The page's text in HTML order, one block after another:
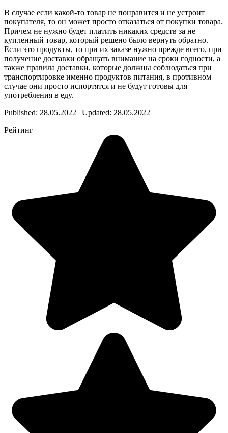
В случае если какой-то товар не понравится и не устроит
покупателя, то он может просто отказаться от покупки товара.
Причем не нужно будет платить никаких средств за не
купленный товар, который решено было вернуть обратно.
Если это продукты, то при их заказе нужно прежде всего, при
получение доставки обращать внимание на сроки годности, а
также правила доставки, которые должны соблюдаться при
транспортировке именно продуктов питания, в противном
случае они просто испортятся и не будут готовы для
употребления в еду.
Published: 28.05.2022 | Updated: 28.05.2022
Рейтинг